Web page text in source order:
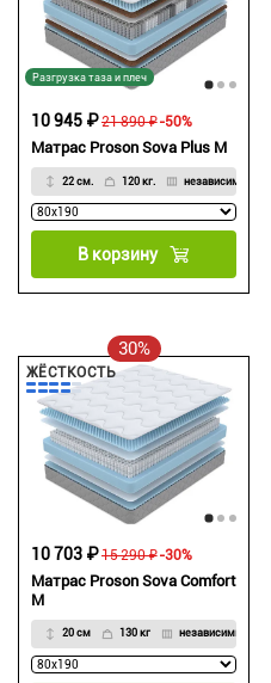
Разгрузка таза и плеч
Матрас Proson Sova Plus M
22 см. 120 кг. независимый
21 890 ₽
10 945 ₽ -50%
В корзину
30%
ЖЁСТКОСТЬ
Матрас Proson Sova Comfort
M
20 см 130 кг независимый
15 290 ₽
10 703 ₽ -30%